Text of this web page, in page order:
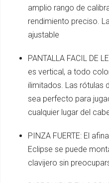
amplio rango de
rendimiento preciso.
ajustable
PANTALLA FACIL DE
es vertical, a todo
ilimitados. Las rótulas
sea perfecto para
cualquier lugar del
PINZA FUERTE: El
Eclipse se puede
clavijero sin